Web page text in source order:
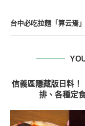
台中必吃拉麵「算云焉
信義區隱藏版日料！
排、各種定